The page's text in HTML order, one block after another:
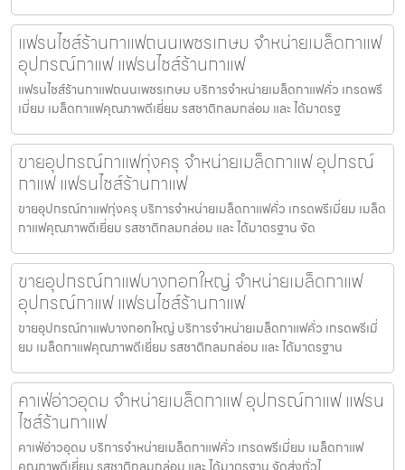
แฟรนไชส์ร้านกาแฟถนนเพชรเกษม จำหน่ายเมล็ดกาแฟ
อุปกรณ์กาแฟ แฟรนไชส์ร้านกาแฟ
แฟรนไชส์ร้านกาแฟถนนเพชรเกษม บริการจำหน่ายเมล็ดกาแฟคั่ว เกรดพรี
เมี่ยม เมล็ดกาแฟคุณภาพดีเยี่ยม รสชาติกลมกล่อม และ ได้มาตรฐ
ขายอุปกรณ์กาแฟทุ่งครุ จำหน่ายเมล็ดกาแฟ อุปกรณ์
กาแฟ แฟรนไชส์ร้านกาแฟ
ขายอุปกรณ์กาแฟทุ่งครุ บริการจำหน่ายเมล็ดกาแฟคั่ว เกรดพรีเมี่ยม เมล็ด
กาแฟคุณภาพดีเยี่ยม รสชาติกลมกล่อม และ ได้มาตรฐาน จัด
ขายอุปกรณ์กาแฟบางกอกใหญ่ จำหน่ายเมล็ดกาแฟ
อุปกรณ์กาแฟ แฟรนไชส์ร้านกาแฟ
ขายอุปกรณ์กาแฟบางกอกใหญ่ บริการจำหน่ายเมล็ดกาแฟคั่ว เกรดพรีเมี่
ยม เมล็ดกาแฟคุณภาพดีเยี่ยม รสชาติกลมกล่อม และ ได้มาตรฐาน
คาเฟ่อ่าวอุดม จำหน่ายเมล็ดกาแฟ อุปกรณ์กาแฟ แฟรน
ไชส์ร้านกาแฟ
คาเฟ่อ่าวอุดม บริการจำหน่ายเมล็ดกาแฟคั่ว เกรดพรีเมี่ยม เมล็ดกาแฟ